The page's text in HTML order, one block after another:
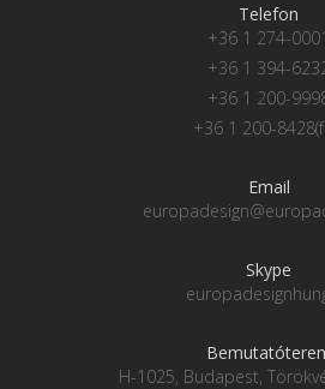
Telefon
+36 1 274-0001
+36 1 394-
+36 1 200-
+36 1 200-
Email
Skype
H-1025, Budapest,